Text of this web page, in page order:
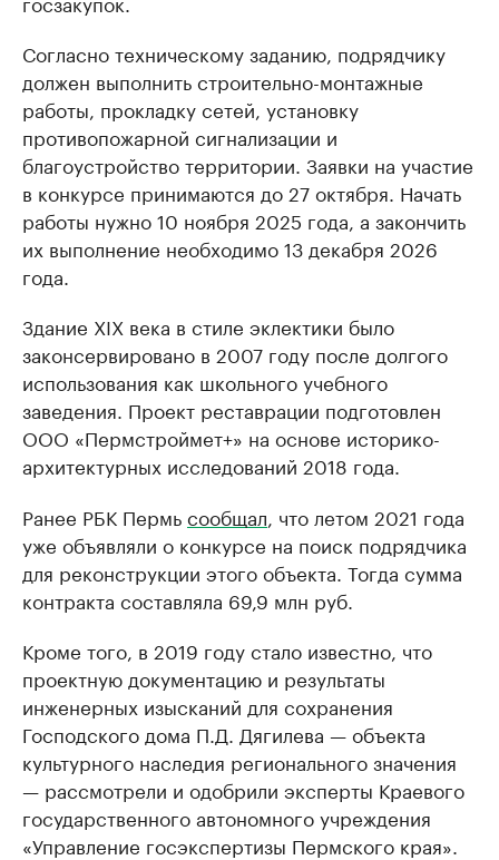
Согласно техническому заданию, подрядчику
должен выполнить строительно-монтажные
работы, прокладку сетей, установку
противопожарной сигнализации и
благоустройство территории. Заявки на участие
в конкурсе принимаются до 27 октября. Начать
работы нужно 10 ноября 2025 года, а закончить
их выполнение необходимо 13 декабря 2026
года.
Здание XIX века в стиле эклектики было
законсервировано в 2007 году после долгого
использования как школьного учебного
заведения. Проект реставрации подготовлен
ООО «Пермстроймет+» на основе историко-
архитектурных исследований 2018 года.
Ранее РБК Пермьсообщал , что летом 2021 года
уже объявляли о конкурсе на поиск подрядчика
для реконструкции этого объекта. Тогда сумма
контракта составляла 69,9 млн руб.
Кроме того, в 2019 году стало известно, что
проектную документацию и результаты
инженерных изысканий для сохранения
Господского дома П.Д. Дягилева — объекта
культурного наследия регионального значения
— рассмотрели и одобрили эксперты Краевого
государственного автономного учреждения
«Управление госэкспертизы Пермского края».